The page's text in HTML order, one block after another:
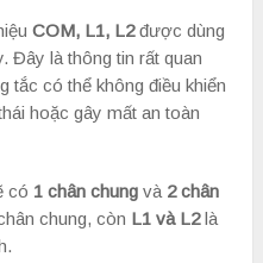
COM, L1, L2được dùng
Đây là thông tin rất quan
tắc có thể không điều khiển
hoặc gây mất an toàn
có 1 chân chungvà 2 chân
chung, còn L1 và L2là